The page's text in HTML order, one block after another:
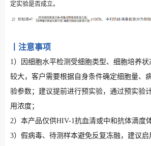
定实验是否成立。
丨注意事项
1）因细胞水平检测受细胞类型、细胞培养
较大，客户需要根据自身条件确定细胞量、
验参数；建议提前进行预实验，通过预实验
用浓度；
2）本产品仅供HIV-1抗血清或中和抗体滴度
3）假病毒、待测样本避免反复冻融，建议